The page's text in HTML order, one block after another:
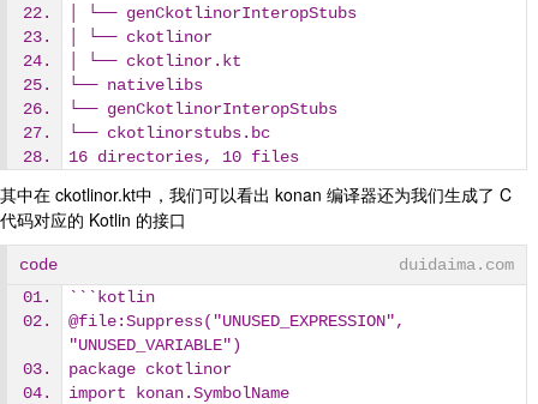
│ └── genCkotlinorInteropStubs
│ └── ckotlinor
│ └── ckotlinor.kt
└── nativelibs
└── genCkotlinorInteropStubs
└── ckotlinorstubs.bc
16 directories, 10 files
其中在 ckotlinor.kt中，我们可以看出 konan 编译器还为我们生成了 C
代码对应的 Kotlin 的接口
code
duidaima.com
```kotlin
@file:Suppress("UNUSED_EXPRESSION",
"UNUSED_VARIABLE")
package ckotlinor
import konan.SymbolName